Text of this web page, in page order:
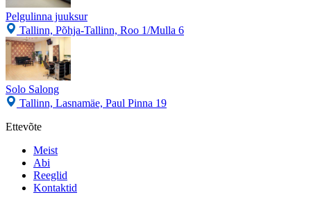
Pelgulinna juuksur
Tallinn, Põhja-Tallinn, Roo 1/Mulla 6
Solo Salong
Tallinn, Lasnamäe, Paul Pinna 19
Ettevõte
Meist
Abi
Reeglid
Kontaktid